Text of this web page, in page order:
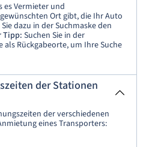
es Vermieter und
Ort gibt, die Ihr Auto
dazu in der Suchmaske den
Tipp: Suchen Sie in der
als Rückgabeorte, um Ihre Suche
der Stationen
der verschiedenen
eines Transporters: